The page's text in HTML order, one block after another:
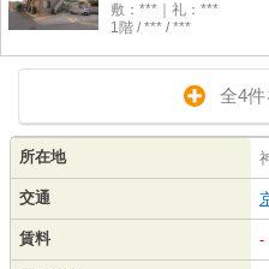
敷：***｜礼：***
1階 / *** / ***
全4件
所在地
交通
賃料 -